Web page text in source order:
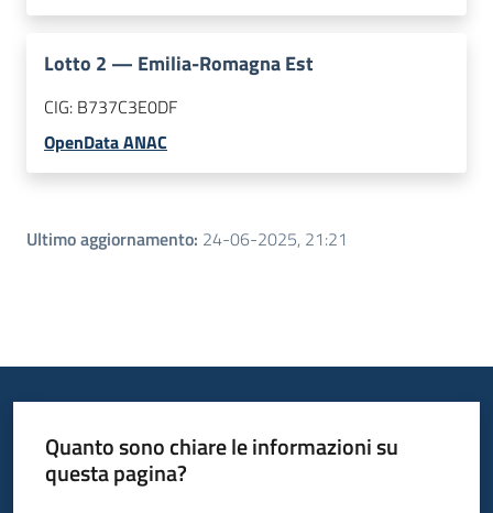
Lotto 2 — Emilia-Romagna Est
CIG: B737C3E0DF
OpenData ANAC
Ultimo aggiornamento: 24-06-2025, 21:21
Quanto sono chiare le informazioni su
questa pagina?